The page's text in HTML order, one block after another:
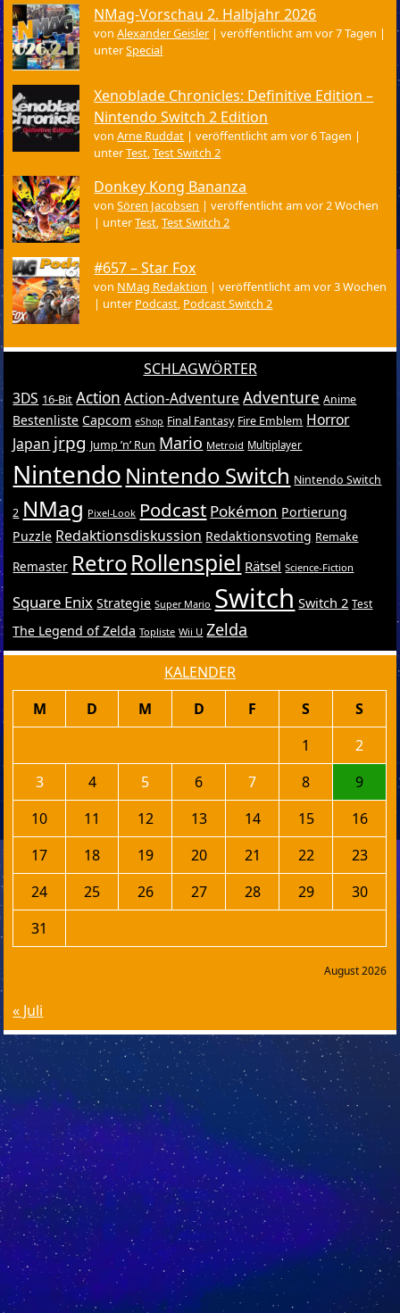
NMag-Vorschau 2. Halbjahr 2026
vonAlexander Geisler |veröffentlicht am vor 7 Tagen |
unterSpecial
Xenoblade Chronicles: Definitive Edition –
Nintendo Switch 2 Edition
vonArne Ruddat |veröffentlicht am vor 6 Tagen |
unterTest,Test Switch 2
Donkey Kong Bananza
vonSören Jacobsen |veröffentlicht am vor 2 Wochen
| unterTest,Test Switch 2
#657 – Star Fox
von NMag Redaktion |veröffentlicht am vor 3 Wochen
| unter Podcast, Podcast Switch 2
SCHLAGWÖRTER
3DS 16-Bit Action Action-Adventure Adventure Anime
Bestenliste Capcom eShop Final Fantasy Fire Emblem Horror
Japan jrpg Jump ’n’ Run Mario Metroid Multiplayer
Nintendo Nintendo Switch Nintendo Switch
2 NMag Pixel-Look Podcast Pokémon Portierung
Puzzle Redaktionsdiskussion Redaktionsvoting Remake
Remaster RetroRollenspiel Rätsel Science-Fiction
Square Enix Strategie Super Mario Switch Switch 2 Test
The Legend of Zelda Topliste Wii U Zelda
KALENDER
August 2026
M D M D F S
S
1
2
3
4 5 6 7 8
9
10
11 12 13 14 15
16
17
18 19 20 21 22
23
24
25 26 27 28 29
30
31
« Juli